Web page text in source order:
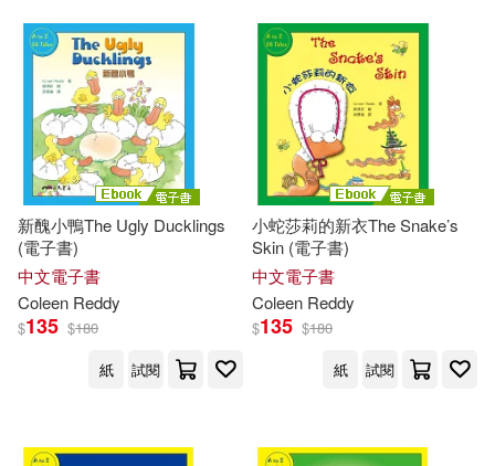
配送方式 (可複選)
可超商取貨(9) 可海外宅配(9)
可港澳店取(9)
可新加坡店取(9)
可菲律賓店取(9)
電子書 (可複選)
新醜小鴨The Ugly Ducklings
(電子書)
中文電子書
Coleen Reddy
$135 $180
紙
試閱
小蛇莎莉的新衣The Snake’s
Skin (電子書)
中文電子書
Coleen Reddy
$135 $180
紙
試閱